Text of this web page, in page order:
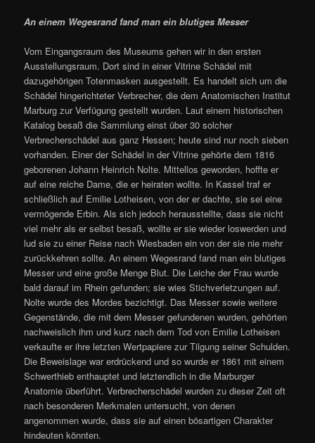
An einem Wegesrand fand man ein blutiges Messer
Vom Eingangsraum des Museums gehen wir in den ersten
Ausstellungsraum. Dort sind in einer Vitrine Schädel mit
dazugehörigen Totenmasken ausgestellt. Es handelt sich um die
Schädel hingerichteter Verbrecher, die dem Anatomischen Institut
Marburg zur Verfügung gestellt wurden. Laut einem historischen
Katalog besaß die Sammlung einst über 30 solcher
Verbrecherschädel aus ganz Hessen; heute sind nur noch sieben
vorhanden. Einer der Schädel in der Vitrine gehörte dem 1816
geborenen Johann Heinrich Nolte. Mittellos geworden, hoffte er
auf eine reiche Dame, die er heiraten wollte. In Kassel traf er
schließlich auf Emilie Lotheisen, von der er dachte, sie sei eine
vermögende Erbin. Als sich jedoch herausstellte, dass sie nicht
viel mehr als er selbst besaß, wollte er sie wieder loswerden und
lud sie zu einer Reise nach Wiesbaden ein von der sie nie mehr
zurückkehren sollte. An einem Wegesrand fand man ein blutiges
Messer und eine große Menge Blut. Die Leiche der Frau wurde
bald darauf im Rhein gefunden; sie wies Stichverletzungen auf.
Nolte wurde des Mordes bezichtigt. Das Messer sowie weitere
Gegenstände, die mit dem Messer gefundenen wurden, gehörten
nachweislich ihm und kurz nach dem Tod von Emilie Lotheisen
verkaufte er ihre letzten Wertpapiere zur Tilgung seiner Schulden.
Die Beweislage war erdrückend und so wurde er 1861 mit einem
Schwerthieb enthauptet und letztendlich in die Marburger
Anatomie überführt. Verbrecherschädel wurden zu dieser Zeit oft
nach besonderen Merkmalen untersucht, von denen
angenommen wurde, dass sie auf einen bösartigen Charakter
hindeuten könnten.